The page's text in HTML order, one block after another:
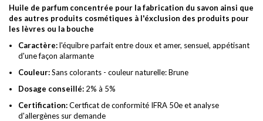
Huile de parfum concentrée pour la fabrication du savon ainsi que
des autres produits cosmétiques à l'éxclusion des produits pour
les lèvres ou la bouche
Caractère:l'équibre parfait entre doux et amer, sensuel, appétisant
d'une façon alarmante
Couleur:Sans colorants - couleur naturelle: Brune
Dosage conseillé: 2% à 5%
Certification:Certficat de conformité IFRA 50e et analyse
d'allergènes sur demande